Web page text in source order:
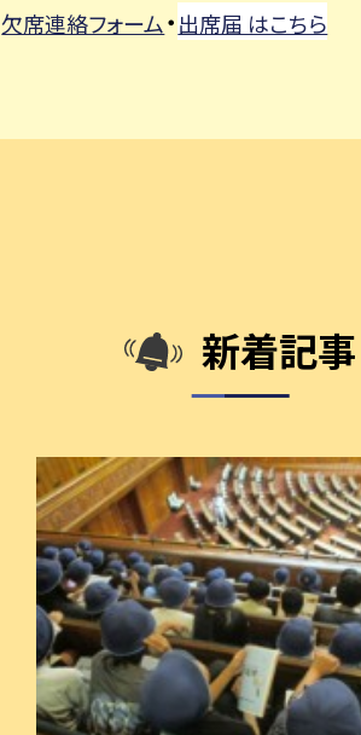
欠席連絡フォーム・出席届 はこちら
新着記事